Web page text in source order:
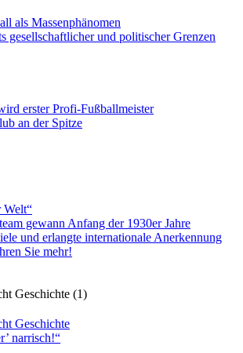
als Massenphänomen
gesellschaftlicher und politischer Grenzen
erster Profi-Fußballmeister
an der Spitze
Welt“
gewann Anfang der 1930er Jahre
und erlangte internationale Anerkennung
Sie mehr!
Geschichte (1)
Geschichte
narrisch!“